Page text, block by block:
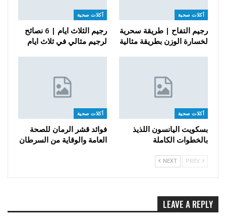
أكلات صحية
رجيم التفاح | طريقة سحرية
لخسارة الوزن بطريقة مثالية
أكلات صحية
رجيم الثلاث ايام | 6 نصائح
لرجيم مثالي في ثلاث ايام
أكلات صحية
بسكويت اليانسون اللذيذ
بالخطوات الكاملة
أكلات صحية
فوائد قشر الرمان للصحة
العامة والوقاية من السرطان
NEXT
LEAVE A REPLY